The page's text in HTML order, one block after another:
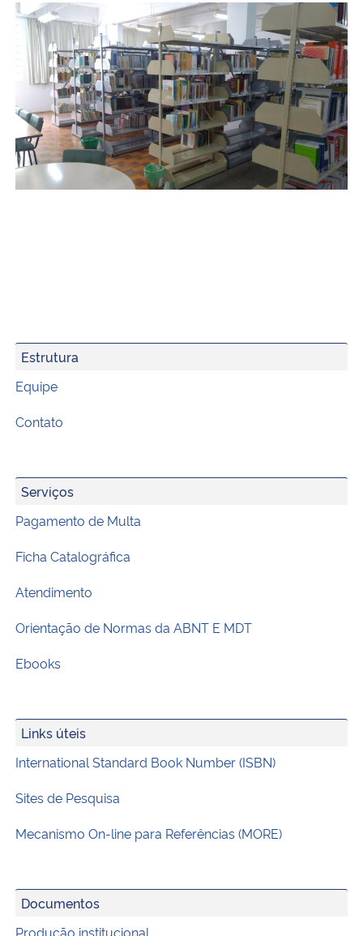
Estrutura
Equipe
Contato
Serviços
Pagamento de Multa
Ficha Catalográfica
Atendimento
Orientação de Normas da ABNT E MDT
Ebooks
Links úteis
International Standard Book Number (ISBN)
Sites de Pesquisa
Mecanismo On-line para Referências (MORE)
Documentos
Produção institucional